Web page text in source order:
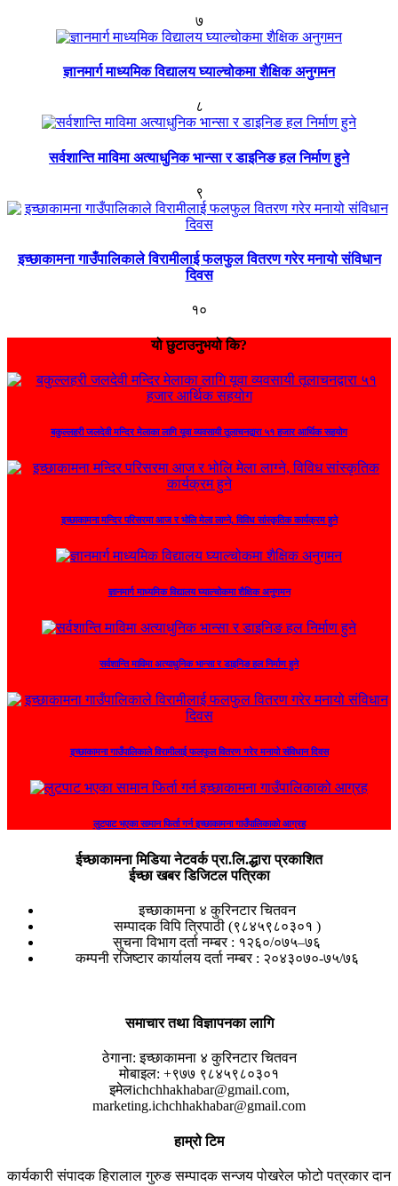
७
ज्ञानमार्ग माध्यमिक विद्यालय घ्याल्चोकमा शैक्षिक अनुगमन
८
सर्वशान्ति माविमा अत्याधुनिक भान्सा र डाइनिङ हल निर्माण हुने
९
इच्छाकामना गाउँपालिकाले विरामीलाई फलफुल वितरण गरेर मनायो संविधान
दिवस
१०
यो छुटाउनुभयो कि?
बकुल्लहरी जलदेवी मन्दिर मेलाका लागि यूवा व्यवसायी तूलाचनद्वारा ५१ हजार आर्थिक सहयोग
इच्छाकामना मन्दिर परिसरमा आज र भोलि मेला लाग्ने, विविध सांस्कृतिक कार्यक्रम हुने
ज्ञानमार्ग माध्यमिक विद्यालय घ्याल्चोकमा शैक्षिक अनुगमन
सर्वशान्ति माविमा अत्याधुनिक भान्सा र डाइनिङ हल निर्माण हुने
इच्छाकामना गाउँपालिकाले विरामीलाई फलफुल वितरण गरेर मनायो संविधान दिवस
लुटपाट भएका सामान फिर्ता गर्न इच्छाकामना गाउँपालिकाको आग्रह
ईच्छाकामना मिडिया नेटवर्क प्रा.लि.द्धारा प्रकाशित
ईच्छा खबर डिजिटल पत्रिका
इच्छाकामना ४ कुरिनटार चितवन
सम्पादक विपि त्रिपाठी (९८४५९८०३०१ )
सुचना विभाग दर्ता नम्बर : १२६०/०७५–७६
कम्पनी रजिष्टार कार्यालय दर्ता नम्बर : २०४३०७०-७५/७६
समाचार तथा विज्ञापनका लागि
ठेगाना: इच्छाकामना ४ कुरिनटार चितवन
मोबाइल: +९७७ ९८४५९८०३०१
इमेलichchhakhabar@gmail.com,
marketing.ichchhakhabar@gmail.com
हाम्रो टिम
कार्यकारी संपादकहिरालाल गुरुङसम्पादकसन्जय पोखरेलफोटो पत्रकारदान